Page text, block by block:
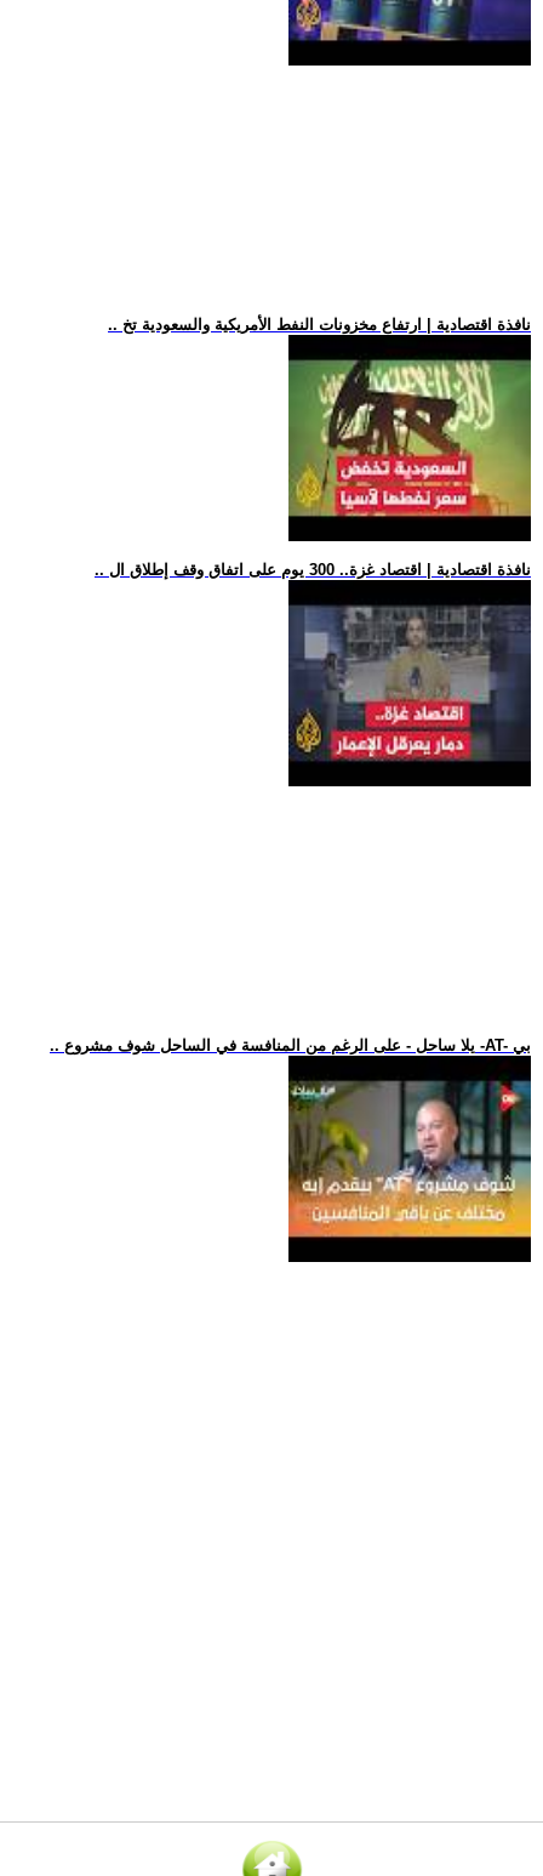
.. نافذة اقتصادية | ارتفاع مخزونات النفط الأمريكية والسعودية تخ
.. نافذة اقتصادية | اقتصاد غزة.. 300 يوم على اتفاق وقف إطلاق ال
.. يلا ساحل - على الرغم من المنافسة في الساحل شوف مشروع -AT- بي